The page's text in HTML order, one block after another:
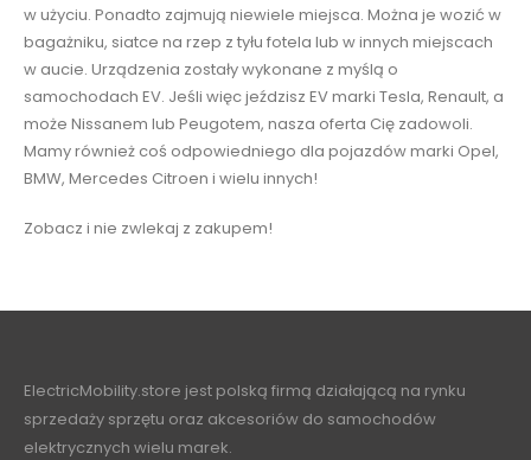
w użyciu. Ponadto zajmują niewiele miejsca. Można je wozić w
bagażniku, siatce na rzep z tyłu fotela lub w innych miejscach
w aucie. Urządzenia zostały wykonane z myślą o
samochodach EV. Jeśli więc jeździsz EV marki Tesla, Renault, a
może Nissanem lub Peugotem, nasza oferta Cię zadowoli.
Mamy również coś odpowiedniego dla pojazdów marki Opel,
BMW, Mercedes Citroen i wielu innych!
Zobacz i nie zwlekaj z zakupem!
ElectricMobility.store jest polską firmą działającą na rynku
sprzedaży sprzętu oraz akcesoriów do samochodów
elektrycznych wielu marek.